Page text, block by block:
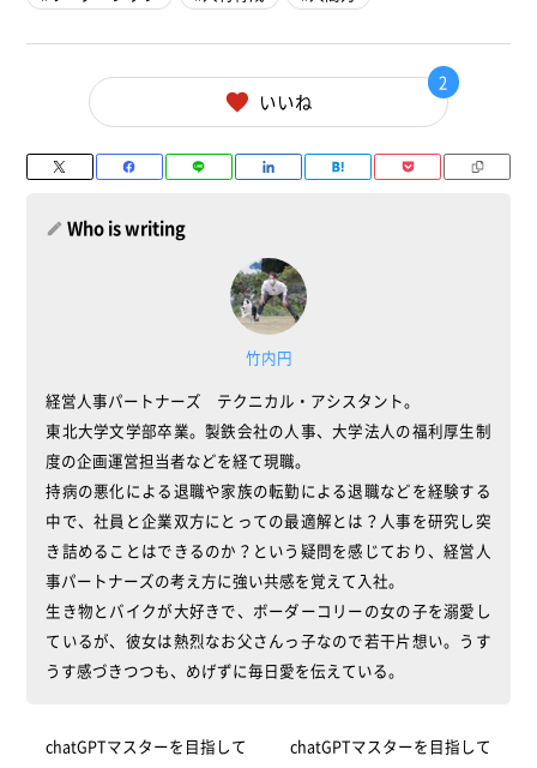
いいね
2
Who is writing
竹内円
経営人事パートナーズ テクニカル・アシスタント。
東北大学文学部卒業。製鉄会社の人事、大学法人の福利厚生制
度の企画運営担当者などを経て現職。
持病の悪化による退職や家族の転勤による退職などを経験する
中で、社員と企業双方にとっての最適解とは？人事を研究し突
き詰めることはできるのか？という疑問を感じており、経営人
事パートナーズの考え方に強い共感を覚えて入社。
生き物とバイクが大好きで、ボーダーコリーの女の子を溺愛し
ているが、彼女は熱烈なお父さんっ子なので若干片想い。うす
うす感づきつつも、めげずに毎日愛を伝えている。
chatGPTマスターを目指して
chatGPTマスターを目指して